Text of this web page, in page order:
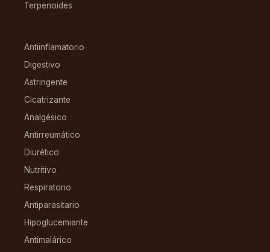
Terpenoides
Antiinflamatorio
Digestivo
Astringente
Cicatrizante
Analgésico
Antirreumático
Diurético
Nutritivo
Respiratorio
Antiparasitario
Hipoglucemiante
Antimalárico